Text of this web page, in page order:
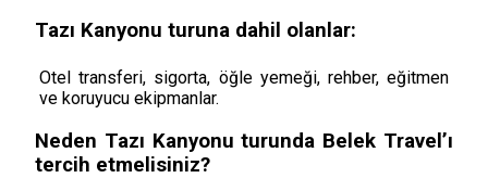
Tazı Kanyonu turuna dahil olanlar:
Otel transferi, sigorta, öğle yemeği, rehber, eğitmen
ve koruyucu ekipmanlar.
Neden Tazı Kanyonu turunda Belek Travel’ı
tercih etmelisiniz?